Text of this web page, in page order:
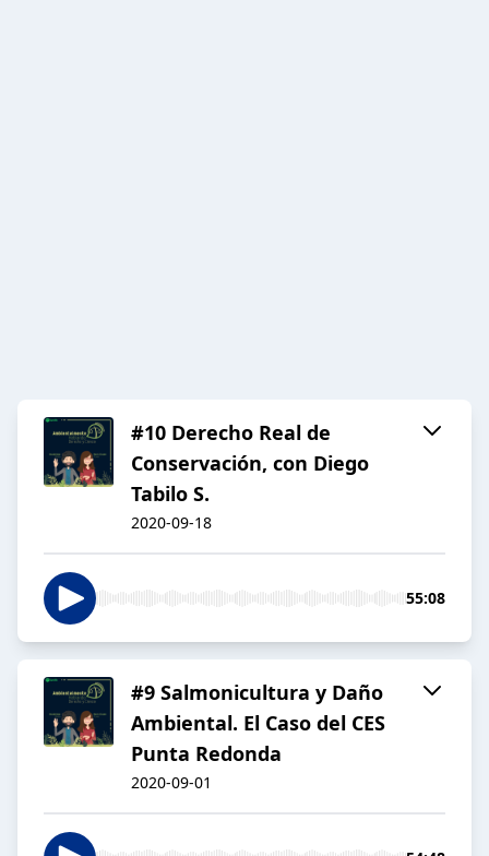
#10 Derecho Real de
Conservación, con Diego
Tabilo S.
2020-09-18
55:08
#9 Salmonicultura y Daño
Ambiental. El Caso del CES
Punta Redonda
2020-09-01